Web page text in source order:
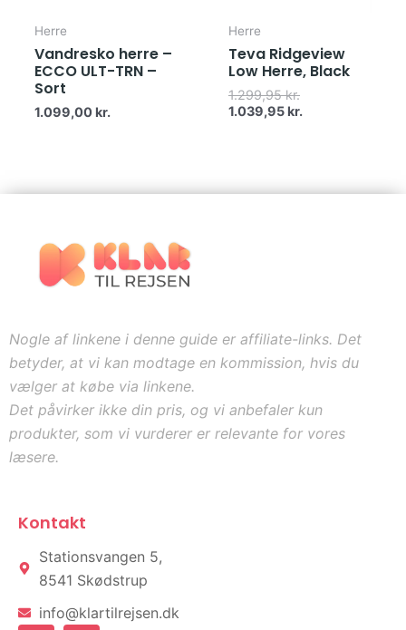
Herre
Vandresko herre –
ECCO ULT-TRN –
Sort
1.099,00 kr.
Herre
Teva Ridgeview
Low Herre, Black
1.299,95kr.
1.039,95kr.
Nogle af linkene i denne guide er affiliate-links. Det
betyder, at vi kan modtage en kommission, hvis du
vælger at købe via linkene.
Det påvirker ikke din pris, og vi anbefaler kun
produkter, som vi vurderer er relevante for vores
læsere.
Kontakt
Stationsvangen 5,
8541 Skødstrup
info@klartilrejsen.dk